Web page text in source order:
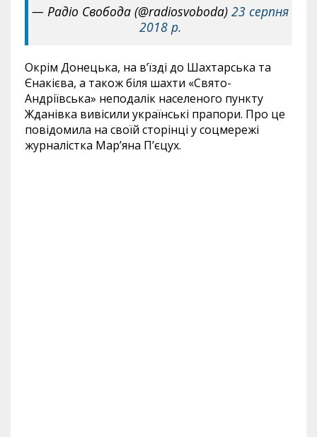
— Радіо Свобода (@radiosvoboda) 23 серпня
2018 р.
Окрім Донецька, на в’їзді до Шахтарська та
Єнакієва, а також біля шахти «Свято-
Андріївська» неподалік населеного пункту
Жданівка вивісили українські прапори. Про це
повідомила на своїй сторінці у соцмережі
журналістка Мар’яна П’єцух.